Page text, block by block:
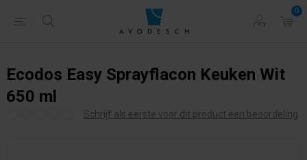
0
Ecodos Easy Sprayflacon Keuken Wit
650 ml
Schrijf als eerste voor dit product een beoordeling